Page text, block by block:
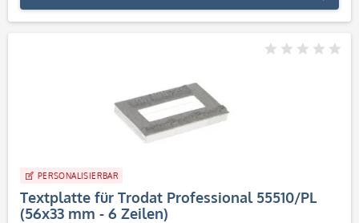
PERSONALISIERBAR
Textplatte für Trodat Professional 55510/PL
(56x33 mm - 6 Zeilen)